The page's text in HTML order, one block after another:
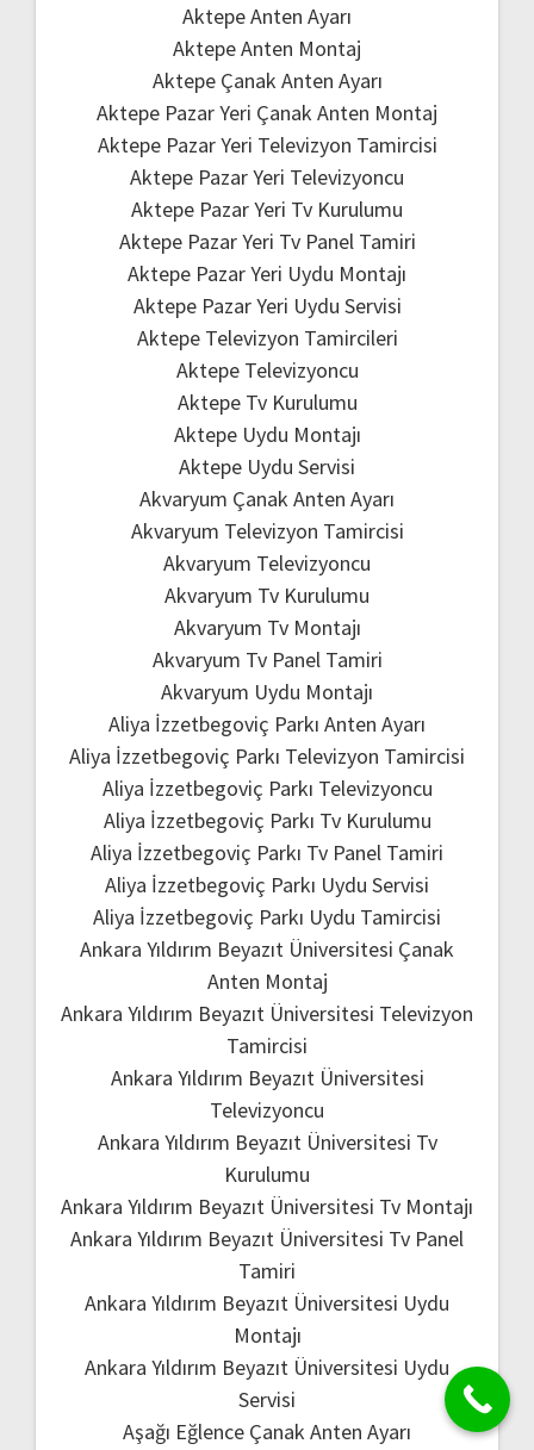
Aktepe Anten Ayarı
Aktepe Anten Montaj
Aktepe Çanak Anten Ayarı
Aktepe Pazar Yeri Çanak Anten Montaj
Aktepe Pazar Yeri Televizyon Tamircisi
Aktepe Pazar Yeri Televizyoncu
Aktepe Pazar Yeri Tv Kurulumu
Aktepe Pazar Yeri Tv Panel Tamiri
Aktepe Pazar Yeri Uydu Montajı
Aktepe Pazar Yeri Uydu Servisi
Aktepe Televizyon Tamircileri
Aktepe Televizyoncu
Aktepe Tv Kurulumu
Aktepe Uydu Montajı
Aktepe Uydu Servisi
Akvaryum Çanak Anten Ayarı
Akvaryum Televizyon Tamircisi
Akvaryum Televizyoncu
Akvaryum Tv Kurulumu
Akvaryum Tv Montajı
Akvaryum Tv Panel Tamiri
Akvaryum Uydu Montajı
Aliya İzzetbegoviç Parkı Anten Ayarı
Aliya İzzetbegoviç Parkı Televizyon Tamircisi
Aliya İzzetbegoviç Parkı Televizyoncu
Aliya İzzetbegoviç Parkı Tv Kurulumu
Aliya İzzetbegoviç Parkı Tv Panel Tamiri
Aliya İzzetbegoviç Parkı Uydu Servisi
Aliya İzzetbegoviç Parkı Uydu Tamircisi
Ankara Yıldırım Beyazıt Üniversitesi Çanak
Anten Montaj
Ankara Yıldırım Beyazıt Üniversitesi Televizyon
Tamircisi
Ankara Yıldırım Beyazıt Üniversitesi
Televizyoncu
Ankara Yıldırım Beyazıt Üniversitesi Tv
Kurulumu
Ankara Yıldırım Beyazıt Üniversitesi Tv Montajı
Ankara Yıldırım Beyazıt Üniversitesi Tv Panel
Tamiri
Ankara Yıldırım Beyazıt Üniversitesi Uydu
Montajı
Ankara Yıldırım Beyazıt Üniversitesi Uydu
Servisi
Aşağı Eğlence Çanak Anten Ayarı